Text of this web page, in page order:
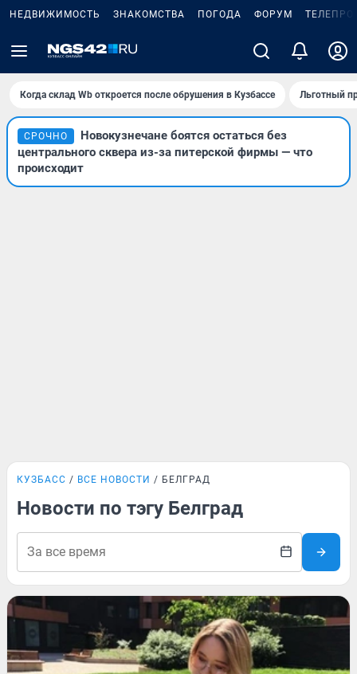
НЕДВИЖИМОСТЬ ЗНАКОМСТВА ПОГОДА ФОРУМ
Когда склад Wb откроется после обрушения в Кузбассе Льготный
СРОЧНО
Новокузнечане боятся остаться без
центрального сквера из-за питерской фирмы — что
происходит
КУЗБАСС ВСЕ НОВОСТИ БЕЛГРАД
Новости по тэгу Белград